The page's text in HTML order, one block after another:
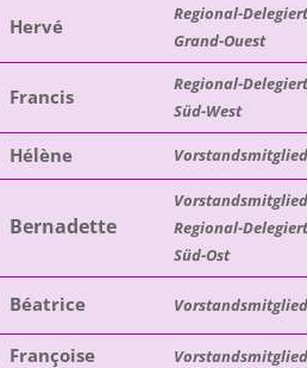
Hervé
Regional-
Grand-Ouest
Francis
Regional-
Süd-West
Hélène Vorstandsmitglied
Bernadette
Regional-
Süd-Ost
Béatrice Vorstandsmitglied
Françoise Vorstandsmitglied